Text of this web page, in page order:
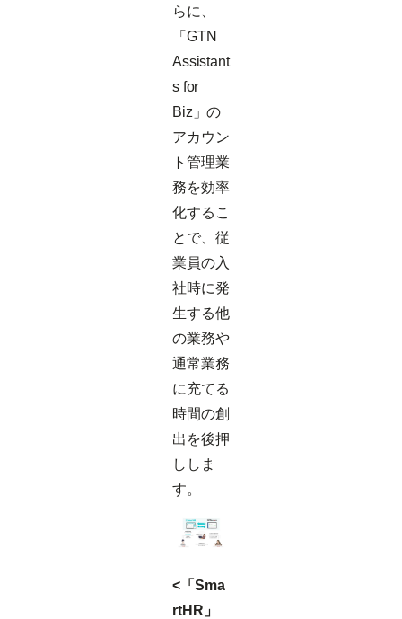
らに、
「GTN
Assistant
s for
Biz」の
アカウン
ト管理業
務を効率
化するこ
とで、従
業員の入
社時に発
生する他
の業務や
通常業務
に充てる
時間の創
出を後押
ししま
す。
<「Sma
rtHR」